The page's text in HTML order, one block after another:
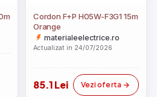
Cordon F+P H05W-F3G1 15m
Orange
materialeelectrice.ro
Actualizat in 24/07/2026
85.1 Lei Vezi oferta